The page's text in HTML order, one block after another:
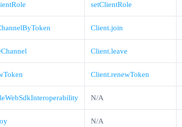
setClientRole
Client.join
Client.leave
Client.renewToken
N/A
N/A